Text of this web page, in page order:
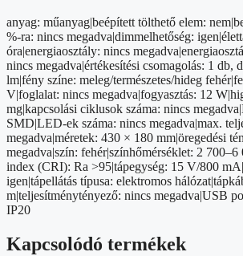
anyag: műanyag|beépített tölthető elem:
%-ra: nincs megadva|dimmelhetőség:
óra|energiaosztály: nincs
nincs megadva|értékesítési csomagolás: 1 db,
lm|fény színe: meleg/természetes/hideg
V|foglalat: nincs megadva|fogyasztás: 12
mg|kapcsolási ciklusok száma: nincs
SMD|LED-ek száma: nincs megadva|max.
megadva|méretek: 430 × 180 mm|öregedési
megadva|szín: fehér|színhőmérséklet: 2
index (CRI): Ra >95|tápegység: 15 V/800
igen|tápellátás típusa: elektromos
m|teljesítménytényező: nincs megadva|USB
IP20
Kapcsolódó termékek